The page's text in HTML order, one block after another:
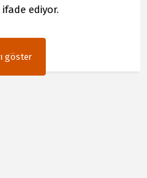
ediyor.
göster